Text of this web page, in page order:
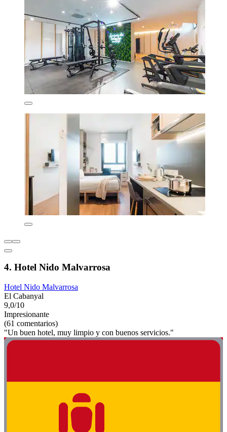
4. Hotel Nido Malvarrosa
Hotel Nido Malvarrosa
El Cabanyal
9,0/10
Impresionante
(61 comentarios)
"Un buen hotel, muy limpio y con buenos servicios."